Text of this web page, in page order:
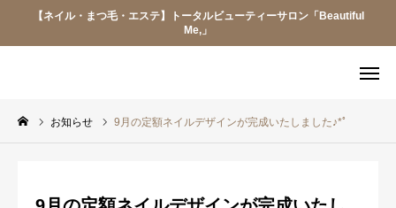
【ネイル・まつ毛・エステ】トータルビューティーサロン「Beautiful
Me,」
お知らせ 9月の定額ネイルデザインが完成いたしました♪*ﾟ
LINE予約 LINE会員証